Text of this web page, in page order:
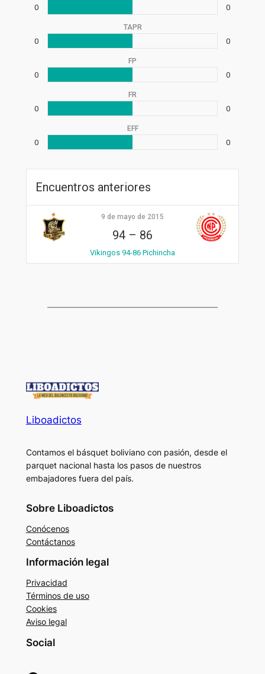
0 0
TAPR
0 0
FP
0 0
FR
0 0
EFF
0 0
Encuentros anteriores
9 de mayo de 2015
94– 86
Vikingos 94-86 Pichincha
Liboadictos
Contamos el básquet boliviano con pasión, desde el
parquet nacional hasta los pasos de nuestros
embajadores fuera del país.
Sobre Liboadictos
Conócenos
Contáctanos
Información legal
Privacidad
Términos de uso
Cookies
Aviso legal
Social